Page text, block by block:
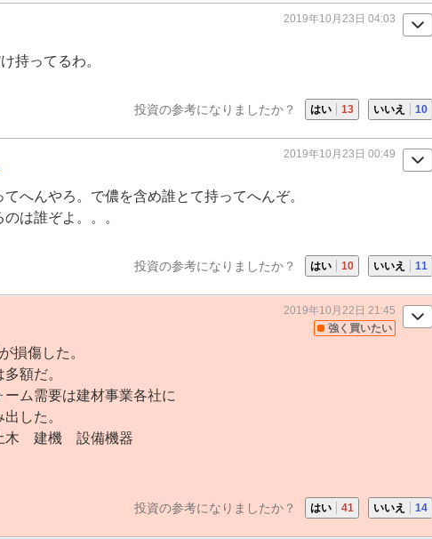
2019年10月23日 04:03
持ってるわ。
投資の参考になりましたか？ はい 13 いいえ 10
2019年10月23日 00:49
てへんやろ。で儂を含め誰とて持ってへんぞ。
は誰ぞよ。。。
投資の参考になりましたか？ はい 10 いいえ 11
強く買いたい
2019年10月22日 21:45
損傷した。
額だ。
ム需要は建材事業各社に
した。
建機 設備機器
投資の参考になりましたか？ はい 41 いいえ 14